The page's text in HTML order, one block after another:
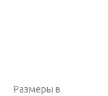
Размеры в